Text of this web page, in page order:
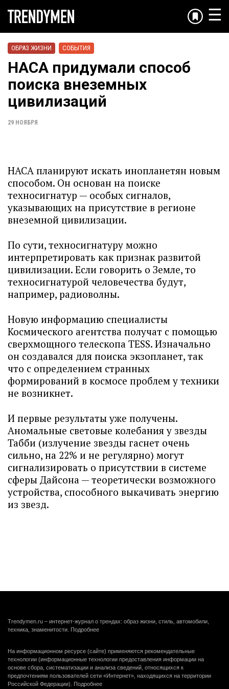
☰
ОБРАЗ ЖИЗНИ СОБЫТИЯ
НАСА придумали способ
поиска внеземных
цивилизаций
29 НОЯБРЯ
НАСА планируют искать инопланетян новым
способом. Он основан на поиске
техносигнатур — особых сигналов,
указывающих на присутствие в регионе
внеземной цивилизации.
По сути, техносигнатуру можно
интерпретировать как признак развитой
цивилизации. Если говорить о Земле, то
техносигнатурой человечества будут,
например, радиоволны.
Новую информацию специалисты
Космического агентства получат с помощью
сверхмощного телескопа TESS. Изначально
он создавался для поиска экзопланет, так
что с определением странных
формирований в космосе проблем у техники
не возникнет.
И первые результаты уже получены.
Аномальные световые колебания у звезды
Табби (излучение звезды гаснет очень
сильно, на 22% и не регулярно) могут
сигнализировать о присутствии в системе
сферы Дайсона — теоретически возможного
устройства, способного выкачивать энергию
из звезд.
Trendymen.ru – интернет-журнал о трендах: образ жизни, стиль, автомобили,
техника, знаменитости. Подробнее
На информационном ресурсе (сайте) применяются рекомендательные
технологии (информационные технологии предоставления информации на
основе сбора, систематизации и анализа сведений, относящихся к
предпочтениям пользователей сети «Интернет», находящихся на территории
Российской Федерации). Подробнее